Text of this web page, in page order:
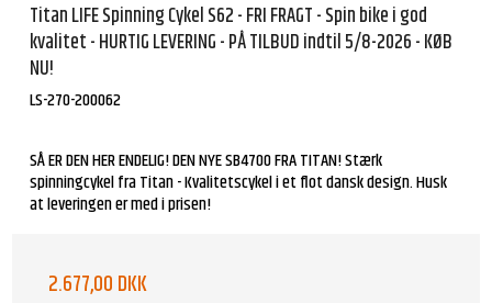
Titan LIFE Spinning Cykel S62 - FRI FRAGT - Spin bike i god
kvalitet - HURTIG LEVERING - PÅ TILBUD indtil 5/8-2026 - KØB
NU!
LS-270-200062
SÅ ER DEN HER ENDELIG! DEN NYE SB4700 FRA TITAN! Stærk
spinningcykel fra Titan - Kvalitetscykel i et flot dansk design. Husk
at leveringen er med i prisen!
2.677,00 DKK